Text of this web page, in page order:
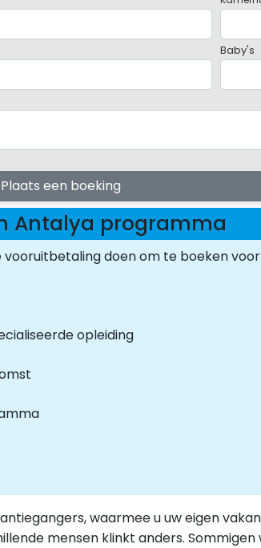
Baby's
Plaats een boeking
Antalya programma
doen om te boeken
opleiding
waarmee u uw eigen
mensen klinkt anders.